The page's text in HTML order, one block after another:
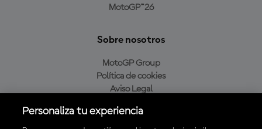
MotoGP™26
Sobre nosotros
MotoGP Group
Política de cookies
Aviso Legal
Política de compra
Personaliza tu experiencia